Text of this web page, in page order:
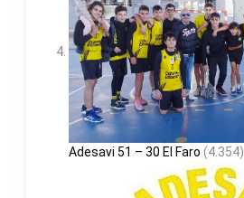
Adesavi 51 – 30 El Faro (4.354)